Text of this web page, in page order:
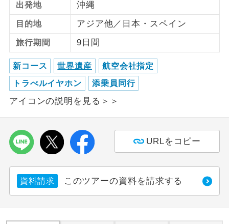
出発地 沖縄
目的地 アジア他／日本・スペイン
旅行期間 9日間
新コース 世界遺産 航空会社指定
トラべルイヤホン 添乗員同行
アイコンの説明を見る＞＞
URLをコピー
資料請求 このツアーの資料を請求する
2026/9/12 大人（12歳以上）640円、子供
（2歳以上12歳未満）640円2026/9/13 大人
（12歳以上）640円、子供（2歳以上12歳未
満）640円2026/10/3 大人（12歳以上）640
円、子供（2歳以上12歳未満）640円国際観光
旅客税
2026/9/12 大人（12歳以上）3,000円、子供
（2歳以上12歳未満）3,000円2026/9/13 大
人（12歳以上）3,000円、子供（2歳以上12歳
未満）3,000円